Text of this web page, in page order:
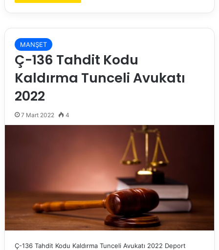
MANŞET
Ç-136 Tahdit Kodu
Kaldırma Tunceli Avukatı
2022
7 Mart 2022 4
Ç-136 Tahdit Kodu Kaldırma Tunceli Avukatı 2022 Deport